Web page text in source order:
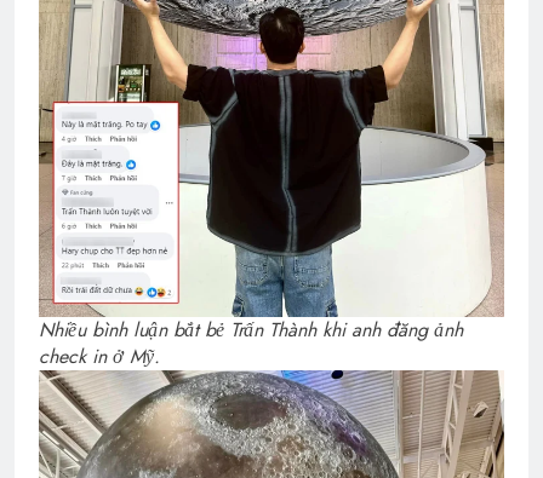
Nhiều bình luận bắt bẻ Trấn Thành khi anh đăng ảnh
check in ở Mỹ.